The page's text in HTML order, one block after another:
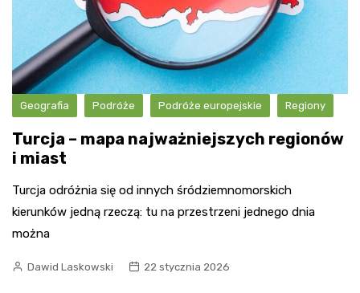
Geografia Podróże Podróże europejskie Regiony
Turcja – mapa najważniejszych regionów
i miast
Turcja odróżnia się od innych śródziemnomorskich
kierunków jedną rzeczą: tu na przestrzeni jednego dnia
można
Dawid Laskowski 22 stycznia 2026